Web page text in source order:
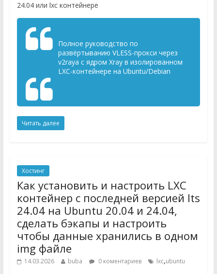
24.04 или lxc контейнере
Полное руководство по
развёртыванию VLESS-прокси через
v2raya с ядром Xray в изолированном
LXC-контейнере на Ubuntu/Debian
Читать далее
Хостинг
Как установить и настроить LXC
контейнер с последней версией lts
24.04 на Ubuntu 20.04 и 24.04,
сделать бэкапы и настроить
чтобы данные хранились в одном
img файле
14.03.2026 buba 0 коментариев lxc,ubuntu